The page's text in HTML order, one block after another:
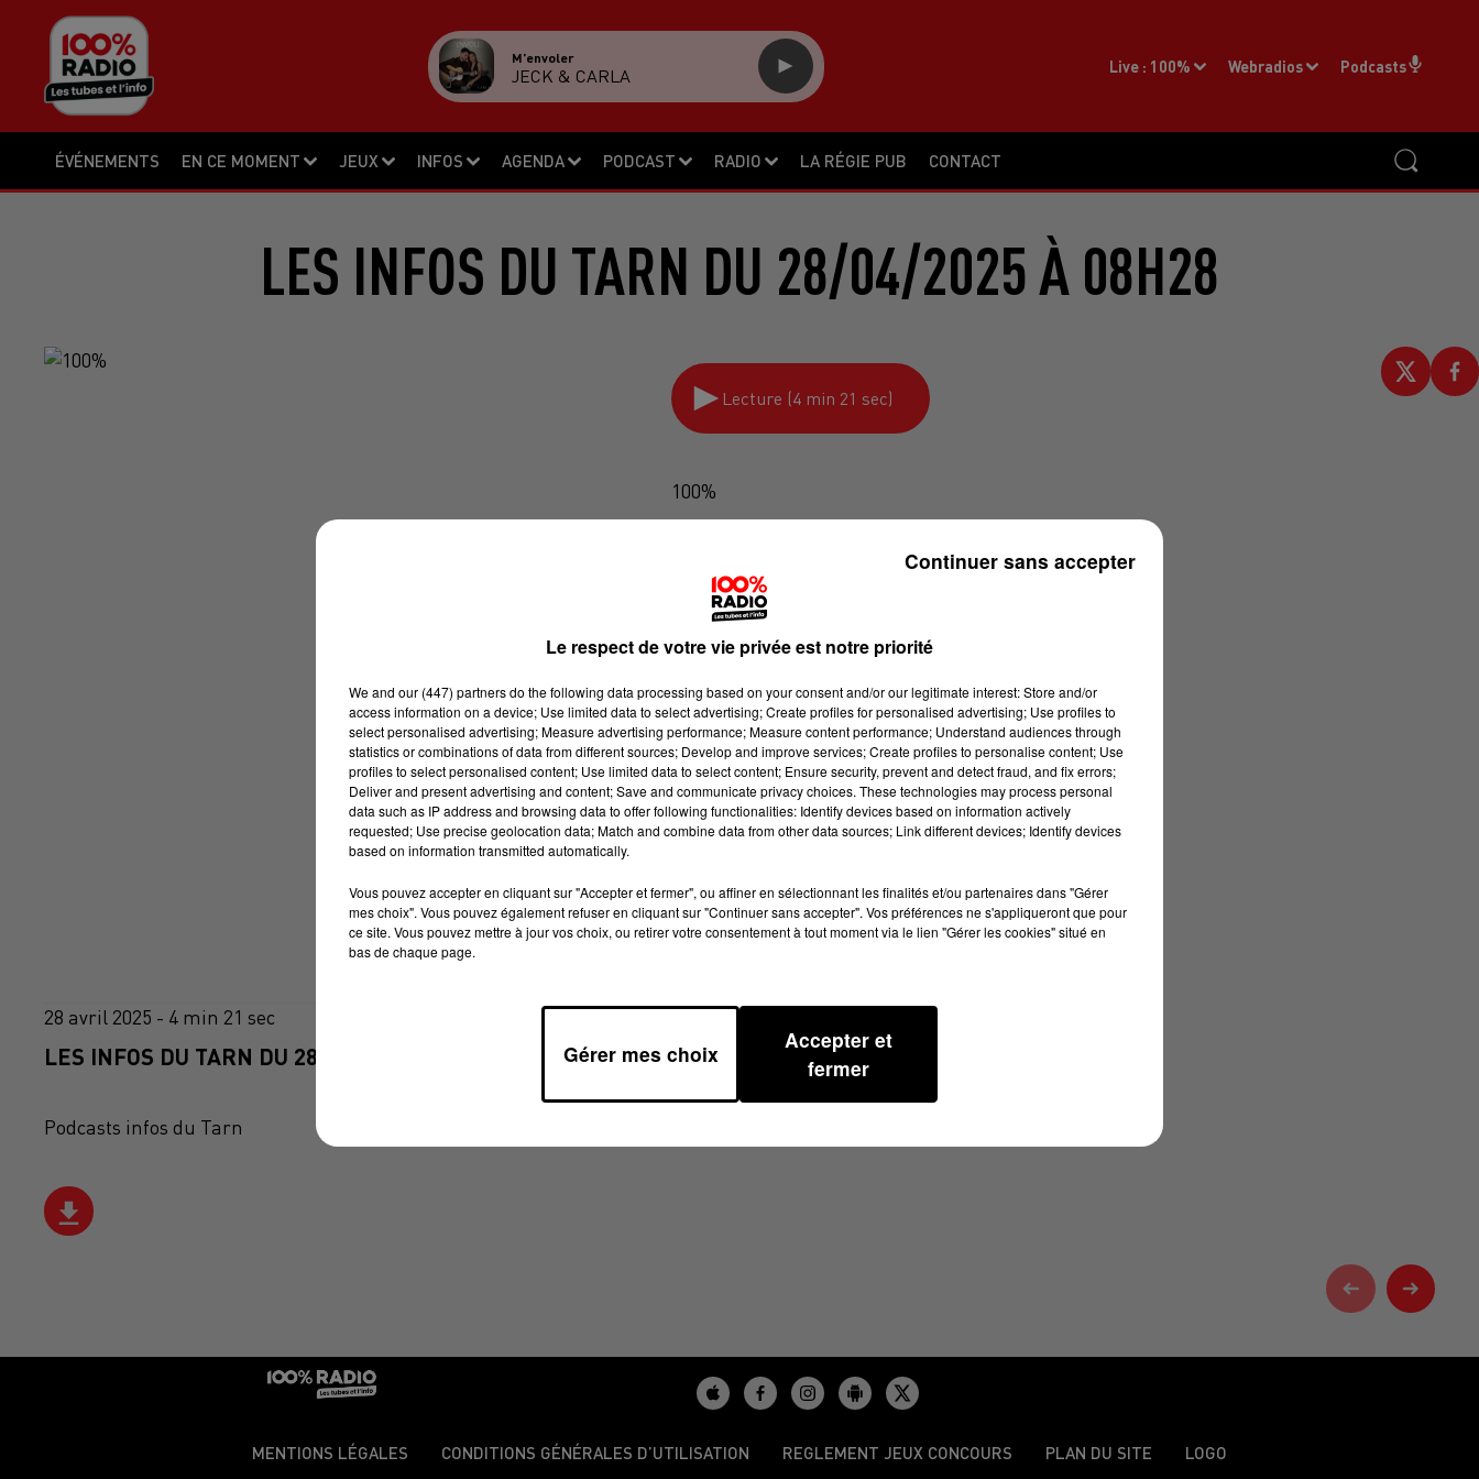
ÉVÉNEMENTS EN CE MOMENT JEUX INFOS AGENDA PODCAST RADIO LA RÉGIE PUB CONTACT
Live : 100% Webradios Podcasts
M'envoler
JECK & CARLA
LES INFOS DU TARN DU 28/04/2025 À 08H28
Lecture (4 min 21 sec)
100%
28 avril 2025 - 4 min 21 sec
LES INFOS DU TARN DU 28/04/2025 À 08H28
Podcasts infos du Tarn
MENTIONS LÉGALES CONDITIONS GÉNÉRALES D’UTILISATION REGLEMENT JEUX CONCOURS PLAN DU SITE LOGO
Le respect de votre vie privée est notre priorité
We and our (447) partnersdo the following data processing based on your consent and/or our legitimate interest: Store and/or
access information on a device; Use limited data to select advertising; Create profiles for personalised advertising; Use profiles to
select personalised advertising; Measure advertising performance; Measure content performance; Understand audiences through
statistics or combinations of data from different sources; Develop and improve services; Create profiles to personalise content; Use
profiles to select personalised content; Use limited data to select content; Ensure security, prevent and detect fraud, and fix errors;
Deliver and present advertising and content; Save and communicate privacy choices. These technologies may process personal
data such as IP address and browsing data to offer following functionalities: Identify devices based on information actively
requested; Use precise geolocation data; Match and combine data from other data sources; Link different devices; Identify devices
based on information transmitted automatically.
Vous pouvez accepter en cliquant sur "Accepter et fermer", ou affiner en sélectionnant les finalités et/ou partenaires dans "Gérer
mes choix". Vous pouvez également refuser en cliquant sur "Continuer sans accepter". Vos préférences ne s'appliqueront que pour
ce site. Vous pouvez mettre à jour vos choix, ou retirer votre consentement à tout moment via le lien "Gérer les cookies" situé en
bas de chaque page.
Gérer mes choix
Accepter et
fermer
Continuer sans accepter